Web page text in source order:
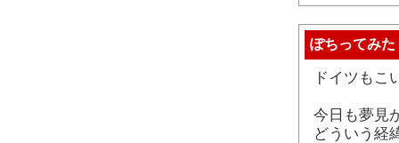
ぽちってみた
ドイツもこ
今日も夢見
どういう経